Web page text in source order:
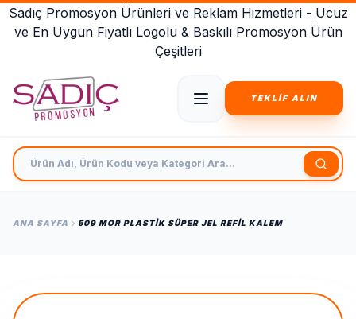
Sadıç Promosyon Ürünleri ve Reklam Hizmetleri - Ucuz
ve En Uygun Fiyatlı Logolu & Baskılı Promosyon Ürün
Çeşitleri
TEKLİF ALIN
Ürün Adı, Ürün Kodu veya Kategori Ara
ANA SAYFA 509 MOR PLASTIK SÜPER JEL REFIL KALEM